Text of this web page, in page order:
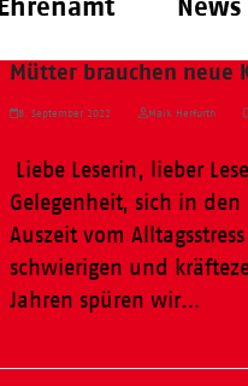
Ehrenamt News
Mütter brauchen neue
8. September 2022 Maik Herfurth
Liebe Leserin, lieber
Gelegenheit, sich in
Auszeit vom
schwierigen und
Jahren spüren wir…